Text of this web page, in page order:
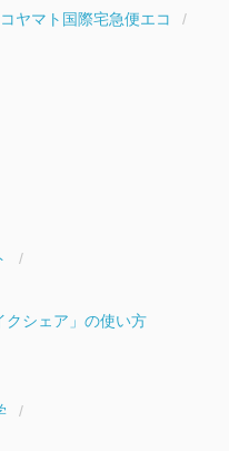
ヤマト国際宅急便エコ
クシェア」の使い方